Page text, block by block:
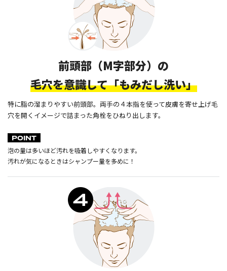
前頭部（M字部分）の
毛穴を意識して「もみだし洗い」
特に脂の溜まりやすい前頭部。両手の４本指を使って皮膚を寄せ上げ毛
穴を開くイメージで詰まった角栓をひねり出します。
POINT
泡の量は多いほど汚れを吸着しやすくなります。
汚れが気になるときはシャンプー量を多めに！